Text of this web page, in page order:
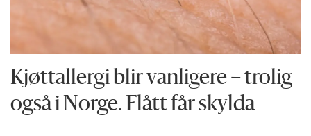
Kjøttallergi blir vanligere – trolig
også i Norge. Flått får skylda